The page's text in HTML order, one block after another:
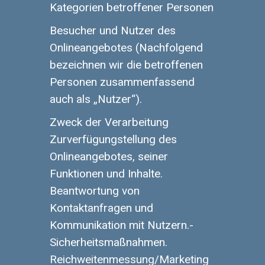
Kategorien betroffener Personen
Besucher und Nutzer des
Onlineangebotes (Nachfolgend
bezeichnen wir die betroffenen
Personen zusammenfassend
auch als „Nutzer“).
Zweck der Verarbeitung
Zurverfügungstellung des
Onlineangebotes, seiner
Funktionen und Inhalte.
Beantwortung von
Kontaktanfragen und
Kommunikation mit Nutzern.-
Sicherheitsmaßnahmen.
Reichweitenmessung/Marketing